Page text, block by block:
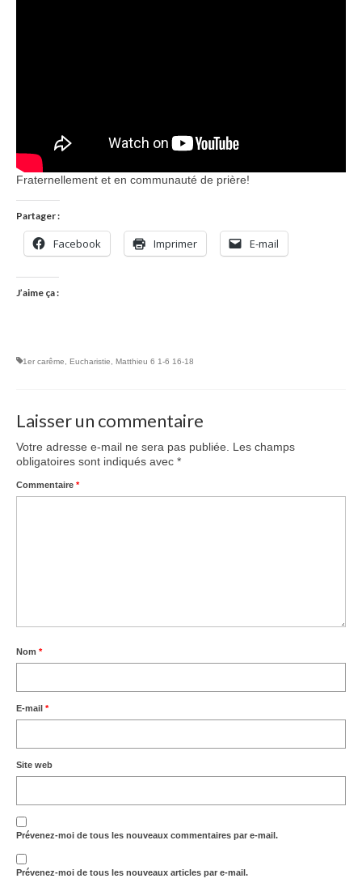
Fraternellement et en communauté de prière!
Partager :
Facebook Imprimer E-mail
J’aime ça :
1er carême Eucharistie Matthieu 6 1-6 16-18
Laisser un commentaire
Votre adresse e-mail ne sera pas publiée.
Les champs
obligatoires sont indiqués avec *
Commentaire *
Nom *
E-mail *
Site web
Prévenez-moi de tous les nouveaux commentaires par e-mail.
Prévenez-moi de tous les nouveaux articles par e-mail.